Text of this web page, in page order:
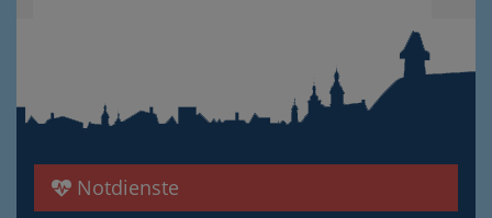
Notdienste